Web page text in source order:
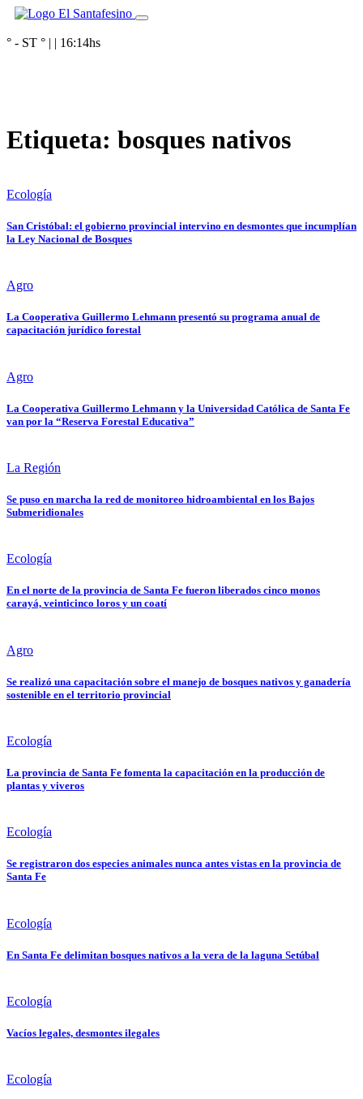
° - ST ° | | 16:14hs
Etiqueta: bosques nativos
Ecología
San Cristóbal: el gobierno provincial intervino en desmontes que incumplían
la Ley Nacional de Bosques
Agro
La Cooperativa Guillermo Lehmann presentó su programa anual de
capacitación jurídico forestal
Agro
La Cooperativa Guillermo Lehmann y la Universidad Católica de Santa Fe
van por la “Reserva Forestal Educativa”
La Región
Se puso en marcha la red de monitoreo hidroambiental en los Bajos
Submeridionales
Ecología
En el norte de la provincia de Santa Fe fueron liberados cinco monos
carayá, veinticinco loros y un coatí
Agro
Se realizó una capacitación sobre el manejo de bosques nativos y ganadería
sostenible en el territorio provincial
Ecología
La provincia de Santa Fe fomenta la capacitación en la producción de
plantas y viveros
Ecología
Se registraron dos especies animales nunca antes vistas en la provincia de
Santa Fe
Ecología
En Santa Fe delimitan bosques nativos a la vera de la laguna Setúbal
Ecología
Vacíos legales, desmontes ilegales
Ecología